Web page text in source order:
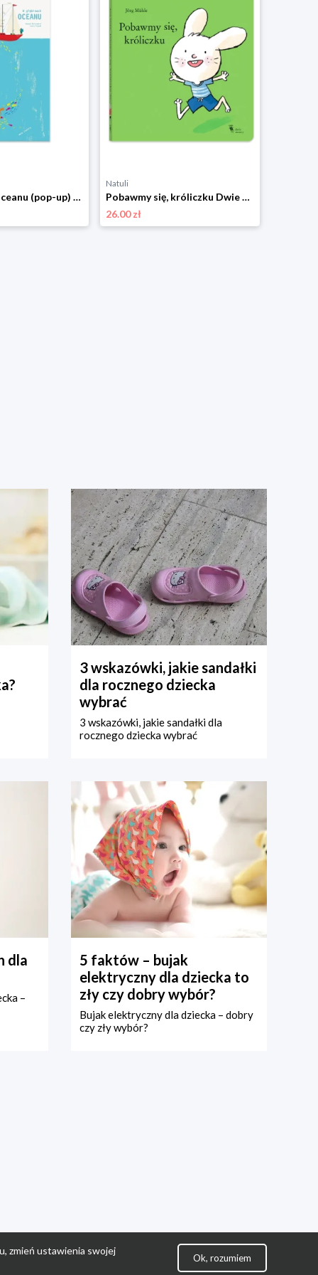
W głębinach oceanu (pop-up) Dwie siostry
Natuli
Pobawmy się, króliczku Dwie siostry
26.00 zł
3 wskazówki, jakie sandałki
dla rocznego dziecka
wybrać
3 wskazówki, jakie sandałki dla
rocznego dziecka wybrać
dla
–
5 faktów – bujak
elektryczny dla dziecka to
zły czy dobry wybór?
Bujak elektryczny dla dziecka – dobry
czy zły wybór?
zmień ustawienia swojej
Ok, rozumiem